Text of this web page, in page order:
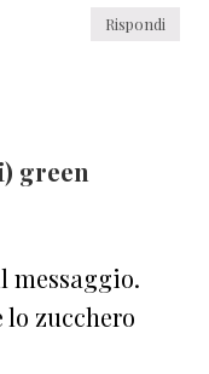
Rispondi
green
messaggio.
lo zucchero